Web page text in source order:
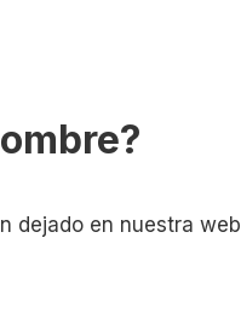
dejado en nuestra